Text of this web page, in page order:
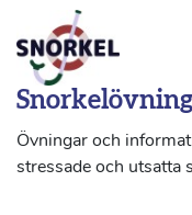
Snorkelövning
Övningar och
stressade och utsatta